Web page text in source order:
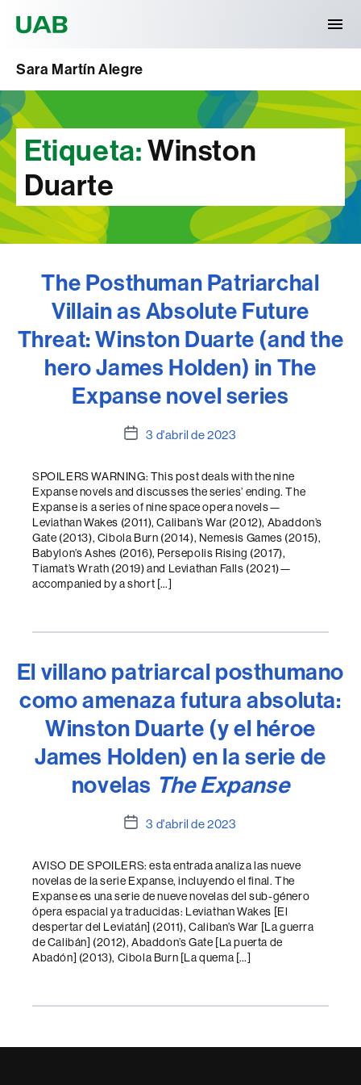
Sara Martín Alegre
Etiqueta:Winston
Duarte
The Posthuman Patriarchal
Villain as Absolute Future
Threat: Winston Duarte (and the
hero James Holden) in The
Expanse novel series
Data
l'entrada
3 d'abril de 2023
SPOILERS WARNING: This post deals with the nine
Expanse novels and discusses the series’ ending. The
Expanse is a series of nine space opera novels—
Leviathan Wakes (2011), Caliban’s War (2012), Abaddon’s
Gate (2013), Cibola Burn (2014), Nemesis Games (2015),
Babylon’s Ashes (2016), Persepolis Rising (2017),
Tiamat’s Wrath (2019) and Leviathan Falls (2021)—
accompanied by a short […]
El villano patriarcal posthumano
como amenaza futura absoluta:
Winston Duarte (y el héroe
James Holden) en la serie de
novelas The Expanse
Data
l'entrada
3 d'abril de 2023
AVISO DE SPOILERS: esta entrada analiza las nueve
novelas de la serie Expanse, incluyendo el final. The
Expanse es una serie de nueve novelas del sub-género
ópera espacial ya traducidas: Leviathan Wakes [El
despertar del Leviatán] (2011), Caliban’s War [La guerra
de Calibán] (2012), Abaddon’s Gate [La puerta de
Abadón] (2013), Cibola Burn [La quema […]